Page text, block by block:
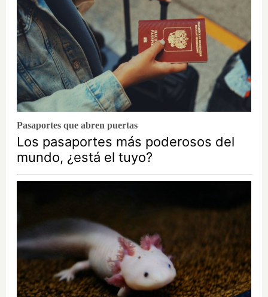
Pasaportes que abren puertas
Los pasaportes más poderosos del
mundo, ¿está el tuyo?